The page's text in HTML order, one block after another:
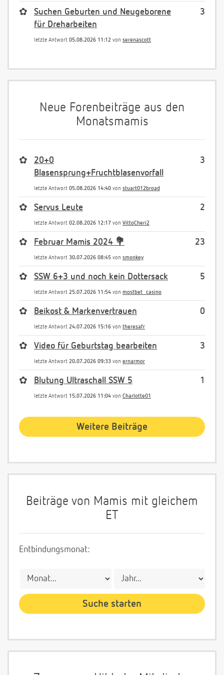
3
✿
Suchen Geburten und Neugeborene
für Dreharbeiten
letzte Antwort 05.08.2026 11:12 von serenascott
Neue Forenbeiträge aus den
Monatsmamis
3
✿
20+0
Blasensprung+Fruchtblasenvorfall
letzte Antwort 05.08.2026 14:40 von stuart012broad
2
✿ Servus Leute
letzte Antwort 02.08.2026 12:17 von VittoCheri2
23
✿ Februar Mamis 2024 💐
letzte Antwort 30.07.2026 08:45 von smonkey
5
✿ SSW 6+3 und noch kein Dottersack
letzte Antwort 25.07.2026 11:54 von mostbet_casino
0
✿ Beikost & Markenvertrauen
letzte Antwort 24.07.2026 15:16 von theresafr
3
✿ Video für Geburtstag bearbeiten
letzte Antwort 20.07.2026 09:33 von ernarmor
1
✿ Blutung Ultraschall SSW 5
letzte Antwort 15.07.2026 11:04 von Charlotte01
Weitere Beiträge
Beiträge von Mamis mit gleichem
ET
Entbindungsmonat: